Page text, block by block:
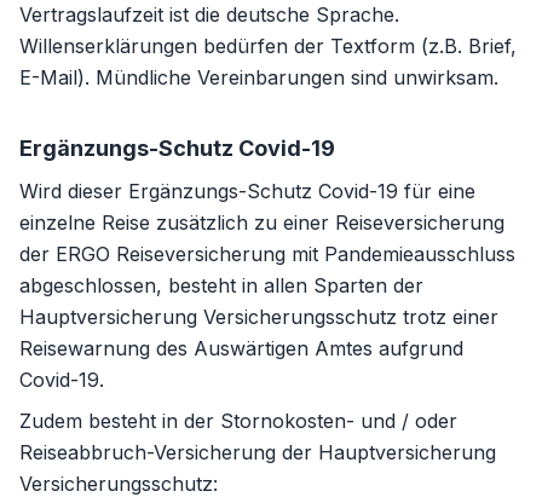
Vertragslaufzeit ist die deutsche Sprache.
Willenserklärungen bedürfen der Textform (z.B. Brief,
E-Mail). Mündliche Vereinbarungen sind unwirksam.
Ergänzungs-Schutz Covid-19
Wird dieser Ergänzungs-Schutz Covid-19 für eine
einzelne Reise zusätzlich zu einer Reiseversicherung
der ERGO Reiseversicherung mit Pandemieausschluss
abgeschlossen, besteht in allen Sparten der
Hauptversicherung Versicherungsschutz trotz einer
Reisewarnung des Auswärtigen Amtes aufgrund
Covid-19.
Zudem besteht in der Stornokosten- und / oder
Reiseabbruch-Versicherung der Hauptversicherung
Versicherungsschutz: